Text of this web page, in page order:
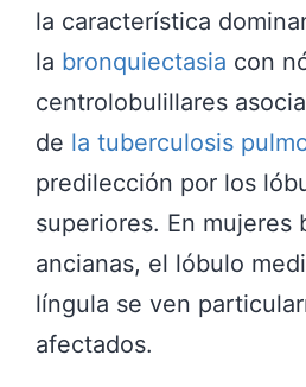
la característica
la bronquiectasia con
centrolobulillares
de la tuberculosis
predilección por los
superiores. En mujeres
ancianas, el lóbulo
língula se ven
afectados.